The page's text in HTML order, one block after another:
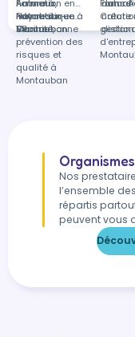
nature à
Noyal-sur-
Vilaine
nature
Animaux,
nature à
Carcassonne
dans
nature
Formation en
Informatique à
Montauban
gestion
Formation en
Sécurité,
prévention des
risques et
qualité à
Montauban
Nos
l’ensemble
répartis
peuvent vous